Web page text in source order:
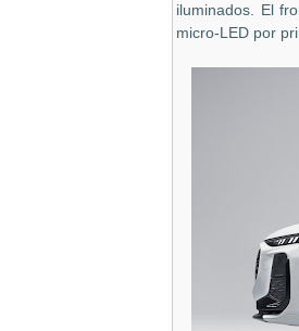
iluminados. El
micro-LED por